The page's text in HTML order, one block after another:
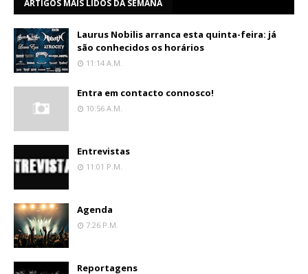
ARTIGOS MAIS LIDOS DA SEMANA
Laurus Nobilis arranca esta quinta-feira: já
são conhecidos os horários
11:14 A.m.
Entra em contacto connosco!
10:56 A.m.
Entrevistas
11:01 P.m.
Agenda
7:26 P.m.
Reportagens